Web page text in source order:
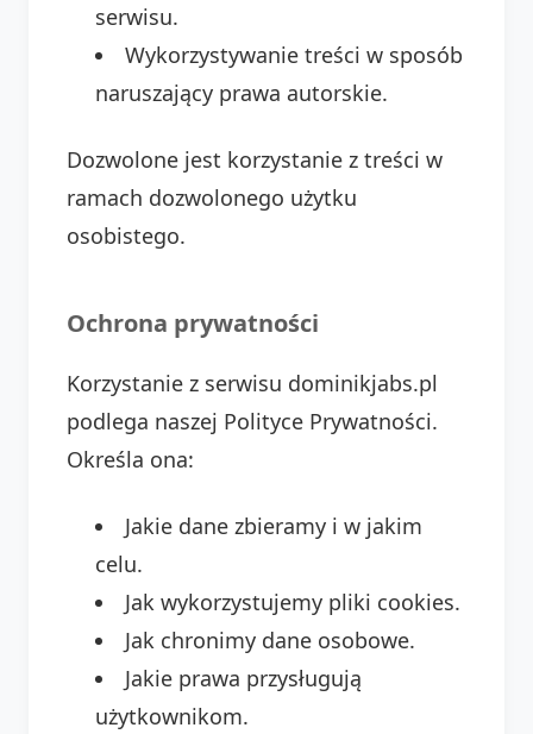
serwisu.
Wykorzystywanie treści w sposób
naruszający prawa autorskie.
Dozwolone jest korzystanie z treści w
ramach dozwolonego użytku
osobistego.
Ochrona prywatności
Korzystanie z serwisu dominikjabs.pl
podlega naszej Polityce Prywatności.
Określa ona:
Jakie dane zbieramy i w jakim
celu.
Jak wykorzystujemy pliki cookies.
Jak chronimy dane osobowe.
Jakie prawa przysługują
użytkownikom.